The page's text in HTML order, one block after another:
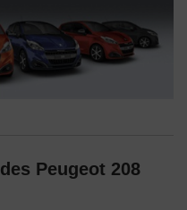
des Peugeot 208